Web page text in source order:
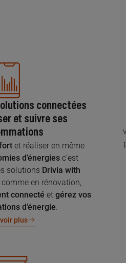
connectées
et suivre ses
et réaliser en même
d’énergies c’est
solutions Drivia with
en rénovation,
connecté et gérez vos
d’énergie.
plus